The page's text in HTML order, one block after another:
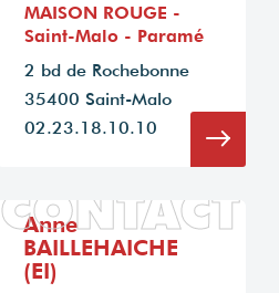
MAISON ROUGE -
Saint-Malo - Paramé
2 bd de Rochebonne
35400 Saint-Malo
02.23.18.10.10
CONTACT
Anne
BAILLEHAICHE
(EI)